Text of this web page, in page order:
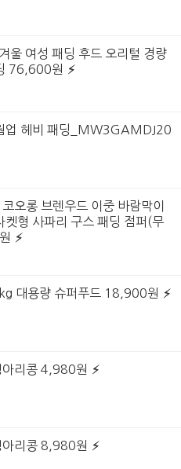
울 여성 패딩 후드 오리털 경량
76,600원
업 헤비 패딩_MW3GAMDJ20
오롱 브렌우드 이중 바람막이
켓형 사파리 구스 패딩 점퍼(무
대용량 슈퍼푸드 18,900원
아리콩 4,980원
아리콩 8,980원